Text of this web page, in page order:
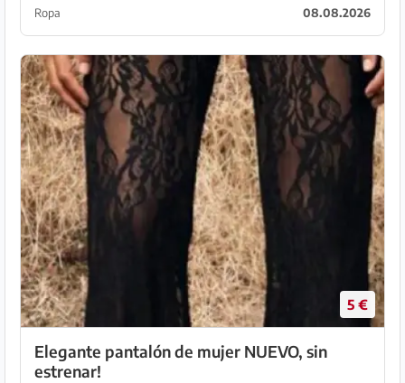
para recoger en Capdepera.
Ropa 08.08.2026
5 €
Elegante pantalón de mujer NUEVO, sin
estrenar!